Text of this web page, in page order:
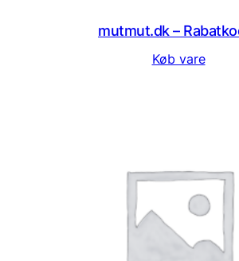
mutmut.dk –
Køb vare